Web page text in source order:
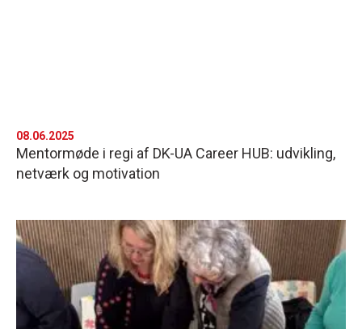
Mentormøde i regi af DK-UA Career HUB: udvikling,
netværk og motivation
08.06.2025